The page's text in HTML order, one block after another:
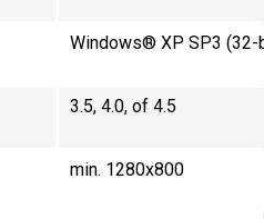
Windows® XP SP3 (32-
3.5, 4.0, of 4.5
min. 1280x800